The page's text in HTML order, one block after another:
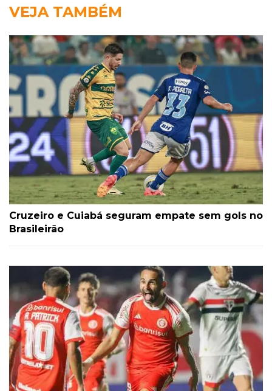
VEJA TAMBÉM
Cruzeiro e Cuiabá seguram empate sem gols no
Brasileirão